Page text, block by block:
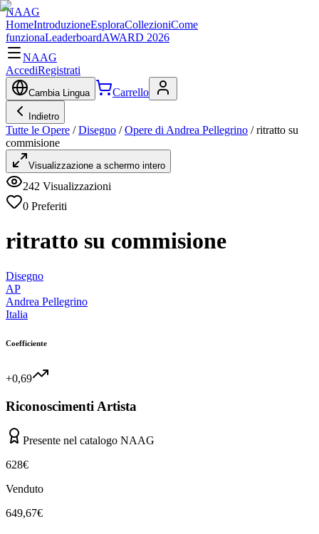
NAAG
HomeIntroduzioneEsploraCollezioniCome
funzionaLeaderboardAWARD 2026
NAAG
AccediRegistrati
Cambia Lingua Carrello
Indietro
Tutte le Opere / Disegno / Opere di Andrea Pellegrino /ritratto su
commisione
Visualizzazione a schermo intero
242 Visualizzazioni
0 Preferiti
ritratto su commisione
Disegno
AP
Andrea Pellegrino
Italia
Coefficiente
+0,69
Riconoscimenti Artista
Presente nel catalogo NAAG
628€
Venduto
649,67€